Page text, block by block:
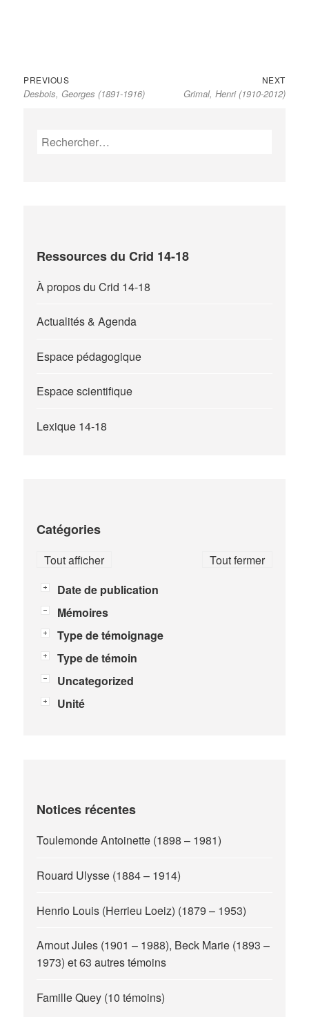
Navigation
de
PREVIOUSPrevious
post:
Desbois, Georges (1891-1916)
NEXTNext
post:
Grimal, Henri (1910-2012)
Rechercher :
Ressources du Crid 14-18
À propos du Crid 14-18
Actualités & Agenda
Espace pédagogique
Espace scientifique
Lexique 14-18
Catégories
Tout fermer
Tout afficher
Date de publication
Mémoires
Type de témoignage
Type de témoin
Uncategorized
Unité
Notices récentes
Toulemonde Antoinette (1898 – 1981)
Rouard Ulysse (1884 – 1914)
Henrio Louis (Herrieu Loeiz) (1879 – 1953)
Arnout Jules (1901 – 1988), Beck Marie (1893 –
1973) et 63 autres témoins
Famille Quey (10 témoins)